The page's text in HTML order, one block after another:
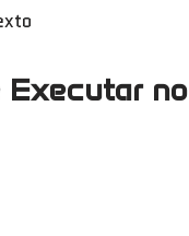
Executar no